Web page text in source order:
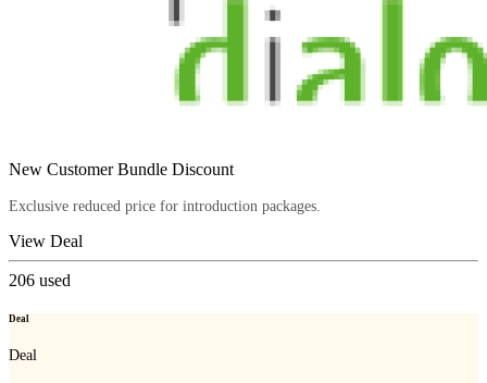
New Customer Bundle Discount
Exclusive reduced price for introduction packages.
View Deal
206 used
Deal
Deal